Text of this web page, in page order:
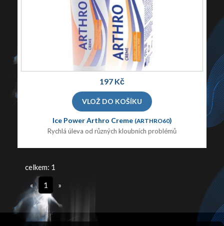
197 Kč
Ice Power Arthro Creme (ARTHRO60)
Rychlá úleva od různých kloubních problémů
celkem: 1
«
1 »